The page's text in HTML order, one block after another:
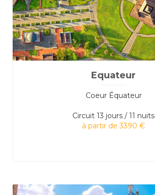
Equateur
Coeur Équateur
Circuit 13 jours / 11 nuits
à partir de 3390 €